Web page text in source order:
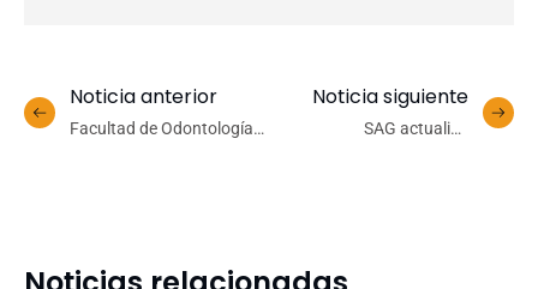
Noticia anterior
Facultad de Odontología
Noticia siguiente
SAG actualiza